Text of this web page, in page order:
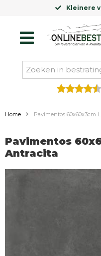
Kleinere
Home Pavimentos 60x60x3cm
Pavimentos
Antracita